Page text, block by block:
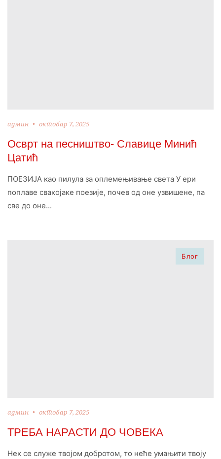
админ октобар 7, 2025
Осврт на песништво- Славице Минић
Цатић
ПОЕЗИЈА као пилула за оплемењивање света У ери
поплаве свакојаке поезије, почев од оне узвишене, па
све до оне...
Блог
админ октобар 7, 2025
ТРЕБА НАРАСТИ ДО ЧОВЕКА
Нек се служе твојом добротом, то неће умањити твоју